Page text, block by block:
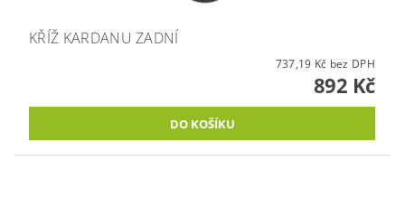
KŘÍŽ KARDANU ZADNÍ
737,19 Kč bez DPH
892 Kč